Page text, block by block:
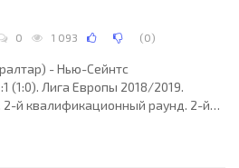
0 1 093 (0)
- Нью-Сейнтс
(1:0). Лига Европы 2018/2019.
й квалификационный раунд. 2-й
Стадион Виктория. 546 зрителей (11